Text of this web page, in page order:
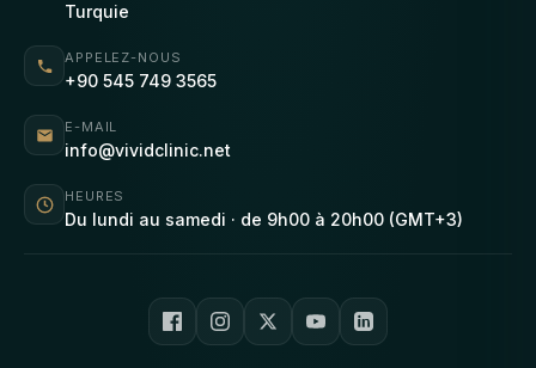
Turquie
APPELEZ-NOUS
+90 545 749 3565
E-MAIL
info@vividclinic.net
HEURES
Du lundi au samedi · de 9h00 à 20h00 (GMT+3)